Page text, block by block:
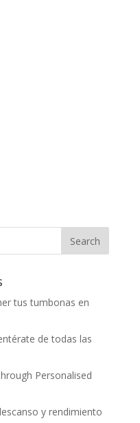
tus tumbonas en
de todas las
Personalised
y rendimiento